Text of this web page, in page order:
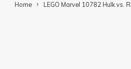
Home LEGO Marvel 10782 Hulk vs.